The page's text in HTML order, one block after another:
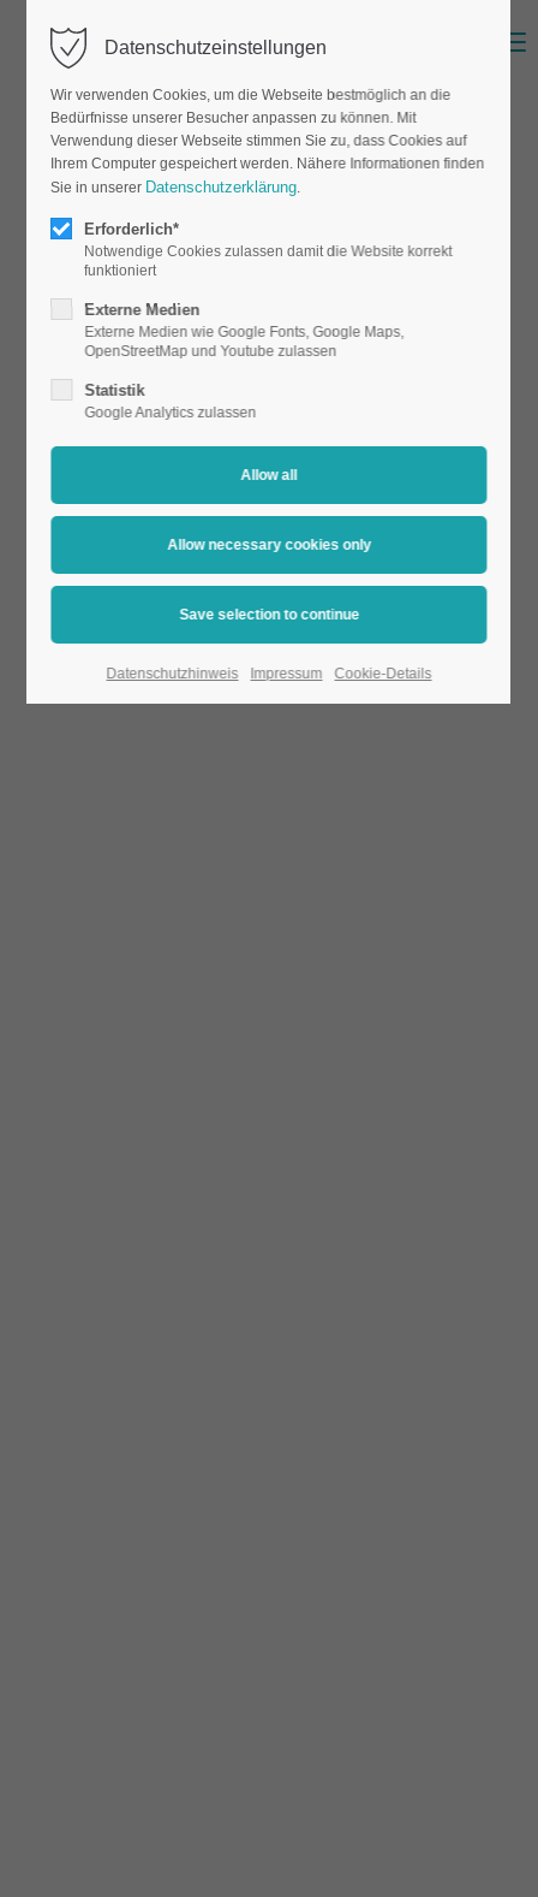
Datenschutzeinstellungen
Wir verwenden Cookies, um die Webseite bestmöglich an die
Bedürfnisse unserer Besucher anpassen zu können. Mit
Verwendung dieser Webseite stimmen Sie zu, dass Cookies auf
Ihrem Computer gespeichert werden. Nähere Informationen finden
Sie in unserer Datenschutzerklärung.
Erforderlich*
Notwendige Cookies zulassen damit die Website korrekt
funktioniert
Externe Medien
Externe Medien wie Google Fonts, Google Maps,
OpenStreetMap und Youtube zulassen
Statistik
Google Analytics zulassen
Datenschutzhinweis Impressum Cookie-Details